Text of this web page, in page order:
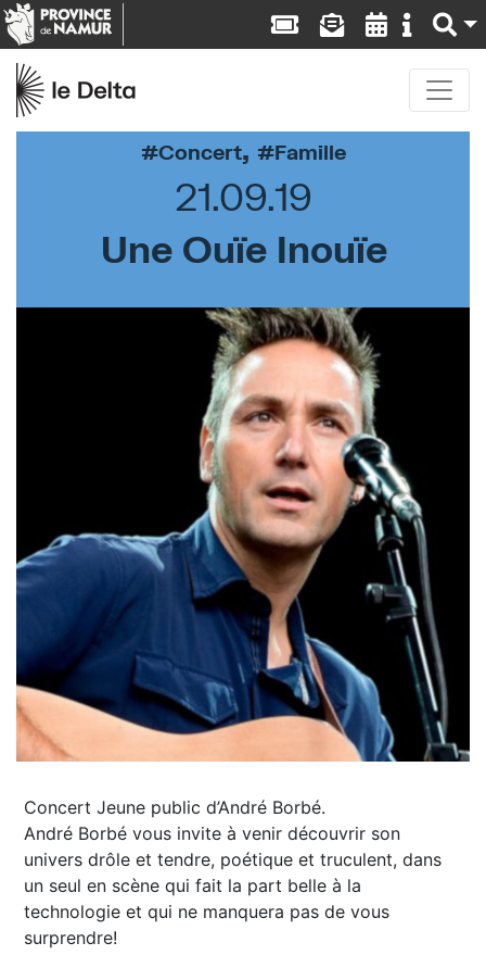
Concert, Famille
21.09.19
Une Ouïe Inouïe
Concert Jeune public d’André Borbé.
André Borbé vous invite à venir découvrir son
univers drôle et tendre, poétique et truculent, dans
un seul en scène qui fait la part belle à la
technologie et qui ne manquera pas de vous
surprendre!